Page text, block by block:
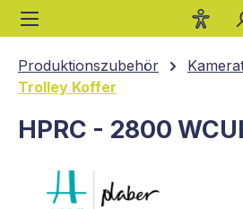
springen
Produktionszubehör
Trolley Koffer
HPRC - 2800